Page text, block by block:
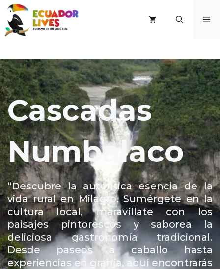
Saltar
contenido
Cascadas
Numbalaco
“Descubre la auténtica esencia de la
vida rural en Milagro. Sumérgete en la
cultura local, maravíllate con los
paisajes pintorescos y saborea la
deliciosa gastronomía tradicional.
Desde paseos a caballo hasta
experiencias en granja, aquí encontrarás